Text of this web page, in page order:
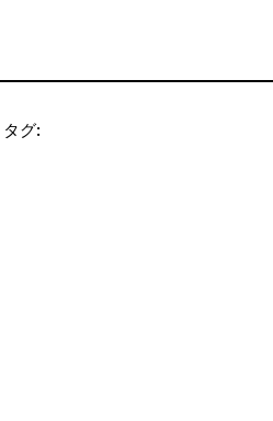
タグ: